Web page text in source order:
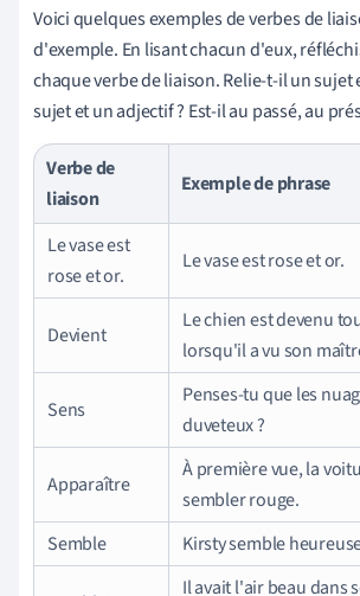
Voici quelques exemples de verbes de
d'exemple. En lisant chacun d'eux,
chaque verbe de liaison. Relie-t-il un sujet
sujet et un adjectif ? Est-il au passé, au
Verbe de
liaison
Exemple de phrase
Le vase est
rose et or.
Le vase est rose et or.
Devient
Le chien est devenu
lorsqu'il a vu son
Sens
Penses-tu que les
duveteux ?
Apparaître
À première vue, la
sembler rouge.
Semble
Kirsty semble
Il avait l'air beau dans